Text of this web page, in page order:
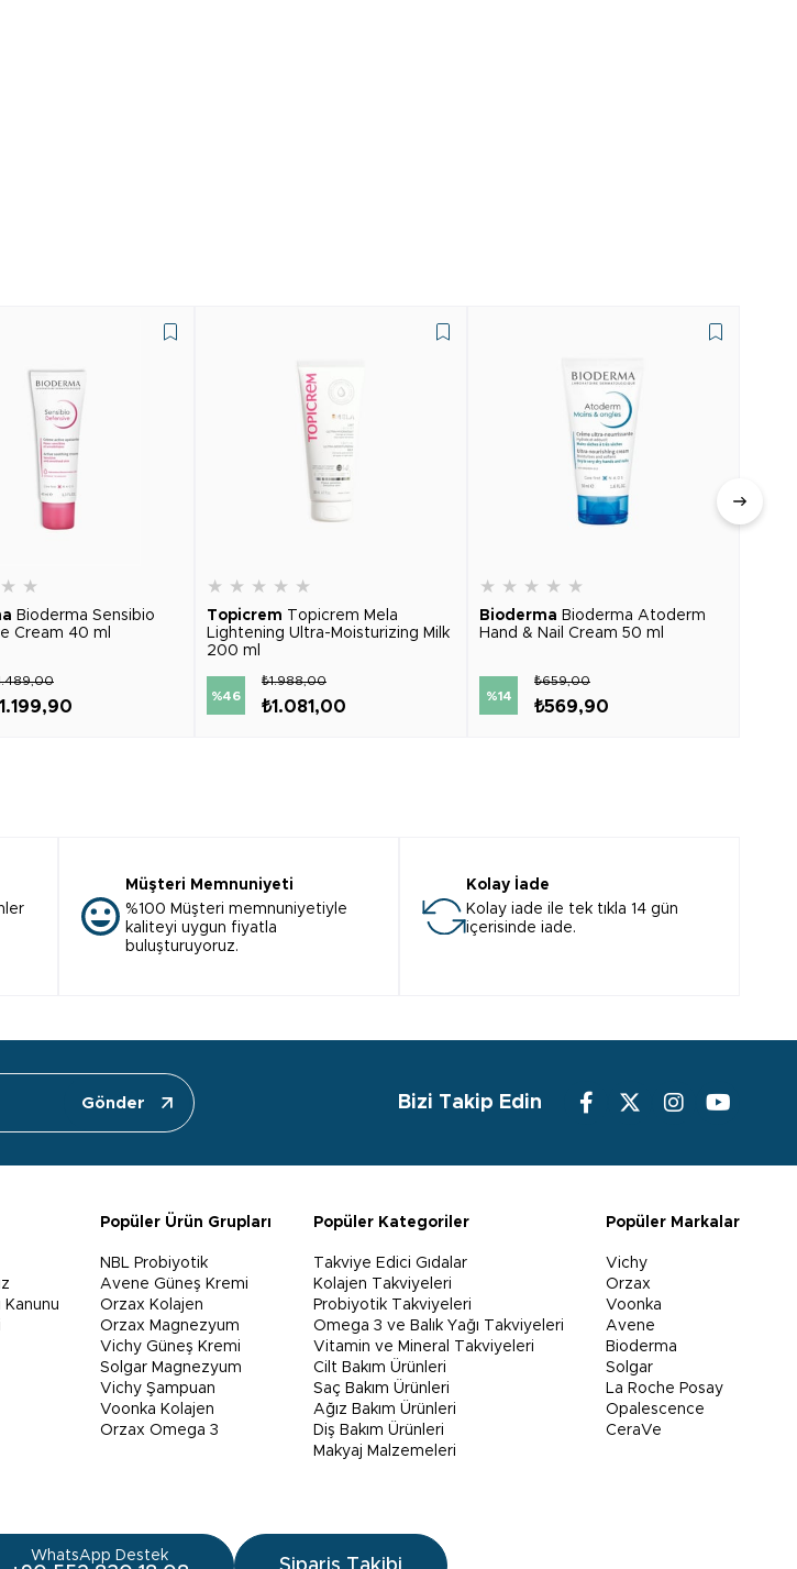
★ ★
Bioderma Sensibio
Cream 40 ml
★ ★ ★ ★ ★
Topicrem
Topicrem Mela
Lightening Ultra-Moisturizing Milk
200 ml
%46
₺1.081,00
₺1.988,00
★ ★ ★ ★ ★
Bioderma Bioderma Atoderm
Hand & Nail Cream 50 ml
%14
₺569,90
₺659,00
Müşteri Memnuniyeti
%100 Müşteri memnuniyetiyle
kaliteyi uygun fiyatla
buluşturuyoruz.
Kolay İade
Kolay iade ile tek tıkla 14 gün
içerisinde iade.
Gönder Bizi Takip Edin
Kanunu
Popüler Ürün Grupları
NBL Probiyotik
Avene Güneş Kremi
Orzax Kolajen
Orzax Magnezyum
Vichy Güneş Kremi
Solgar Magnezyum
Vichy Şampuan
Voonka Kolajen
Orzax Omega 3
Popüler Kategoriler
Takviye Edici Gıdalar
Kolajen Takviyeleri
Probiyotik Takviyeleri
Omega 3 ve Balık Yağı Takviyeleri
Vitamin ve Mineral Takviyeleri
Cilt Bakım Ürünleri
Saç Bakım Ürünleri
Ağız Bakım Ürünleri
Diş Bakım Ürünleri
Makyaj Malzemeleri
Popüler Markalar
Vichy
Orzax
Voonka
Avene
Bioderma
Solgar
La Roche Posay
Opalescence
CeraVe
WhatsApp Destek